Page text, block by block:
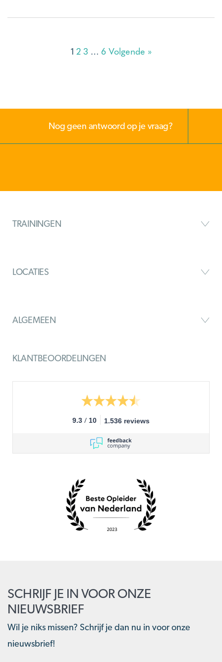
1 2 3 … 6 Volgende »
Nog geen antwoord op je vraag?
TRAININGEN
LOCATIES
ALGEMEEN
KLANTBEOORDELINGEN
9.3 / 10 1.536 reviews
SCHRIJF JE IN VOOR ONZE
NIEUWSBRIEF
Wil je niks missen? Schrijf je dan nu in voor onze
nieuwsbrief!